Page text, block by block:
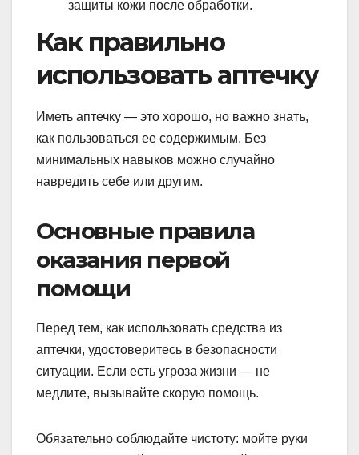
защиты кожи после обработки.
Как правильно
использовать аптечку
Иметь аптечку — это хорошо, но важно знать,
как пользоваться ее содержимым. Без
минимальных навыков можно случайно
навредить себе или другим.
Основные правила
оказания первой
помощи
Перед тем, как использовать средства из
аптечки, удостоверитесь в безопасности
ситуации. Если есть угроза жизни — не
медлите, вызывайте скорую помощь.
Обязательно соблюдайте чистоту: мойте руки